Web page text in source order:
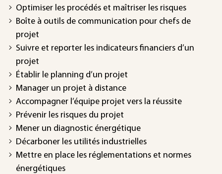
Optimiser les procédés et maîtriser les risques
Boîte à outils de communication pour chefs de
projet
Suivre et reporter les indicateurs financiers d’un
projet
Établir le planning d’un projet
Manager un projet à distance
Accompagner l’équipe projet vers la réussite
Prévenir les risques du projet
Mener un diagnostic énergétique
Décarboner les utilités industrielles
Mettre en place les réglementations et normes
énergétiques